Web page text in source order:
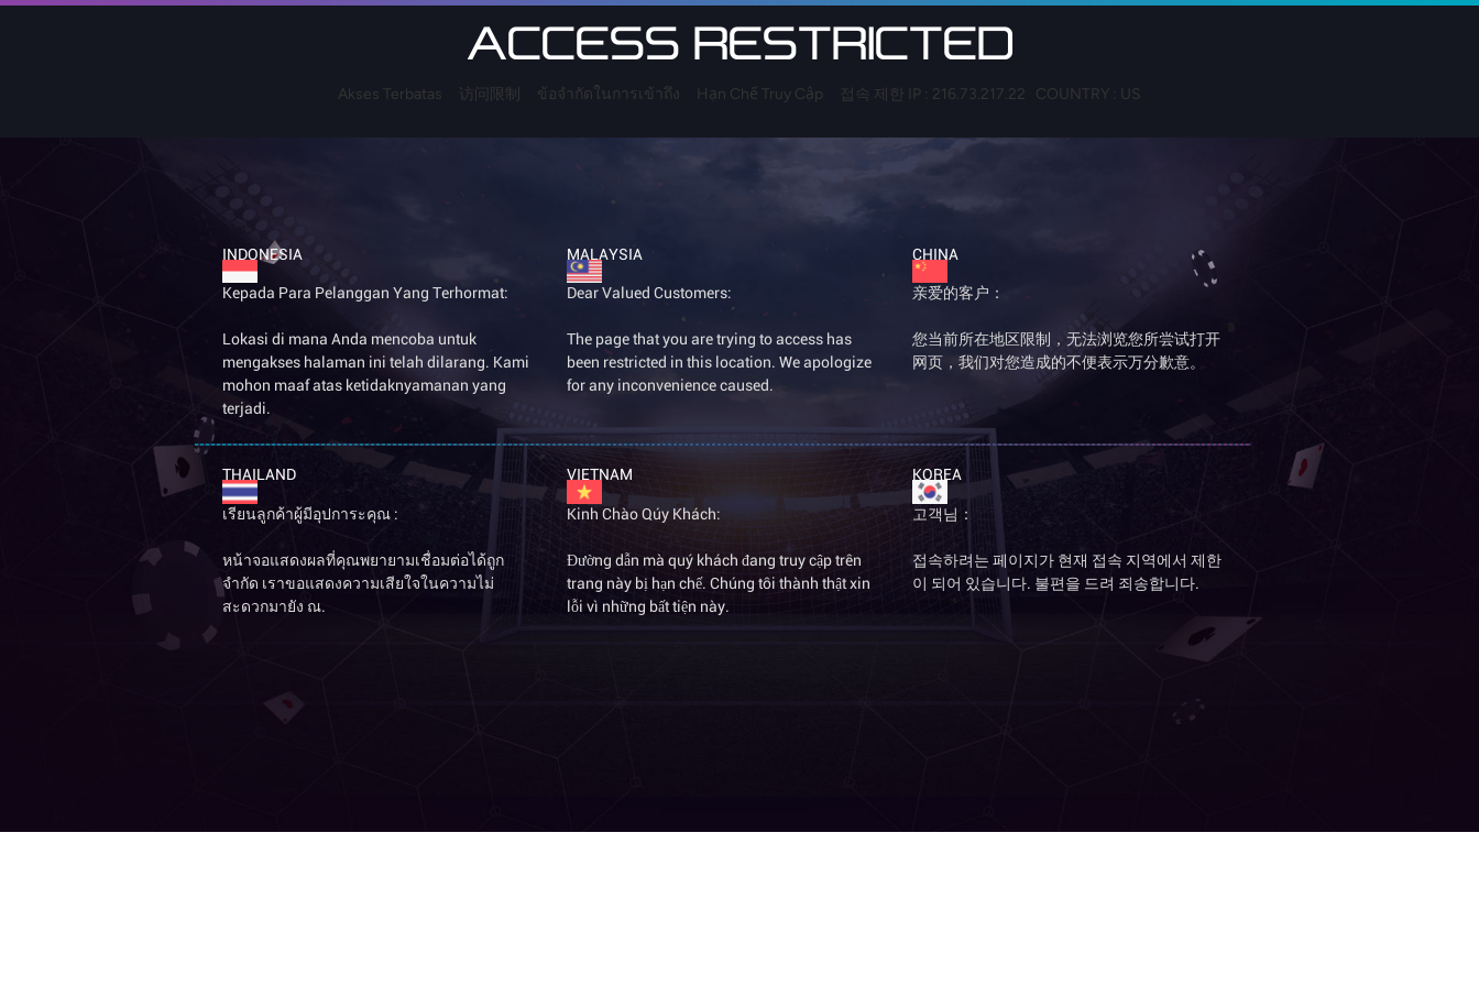
ACCESS RESTRICTED
Akses Terbatas 访问限制 ข้อจำกัดในการเข้าถึง Hạn Chế Truy Cập 접속 제한 IP : 216.73.217.22 COUNTRY : US
INDONESIA
Kepada Para Pelanggan Yang Terhormat:
Lokasi di mana Anda mencoba untuk
mengakses halaman ini telah dilarang. Kami
mohon maaf atas ketidaknyamanan yang
terjadi.
MALAYSIA
Dear Valued Customers:
The page that you are trying to access has
been restricted in this location. We apologize
for any inconvenience caused.
CHINA
亲爱的客户：
您当前所在地区限制，无法浏览您所尝试打开
网页，我们对您造成的不便表示万分歉意。
THAILAND
เรียนลูกค้าผู้มีอุปการะคุณ :
หน้าจอแสดงผลที่คุณพยายามเชื่อมต่อได้ถูก
จำกัด เราขอแสดงความเสียใจในความไม่
สะดวกมายัง ณ.
VIETNAM
Kinh Chào Qúy Khách:
Đường dẫn mà quý khách đang truy cập trên
trang này bị hạn chế. Chúng tôi thành thật xin
lỗi vì những bất tiện này.
KOREA
고객님：
접속하려는 페이지가 현재 접속 지역에서 제한
이 되어 있습니다. 불편을 드려 죄송합니다.